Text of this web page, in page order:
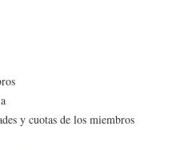
y cuotas de los miembros